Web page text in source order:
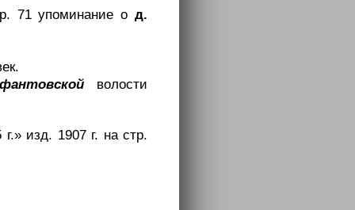
71 упоминание о д.
волости
изд. 1907 г. на стр.